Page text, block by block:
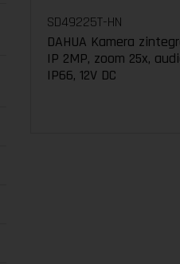
SD49225T-HN
DAHUA Kamera
IP 2MP, zoom 25x,
IP66, 12V DC